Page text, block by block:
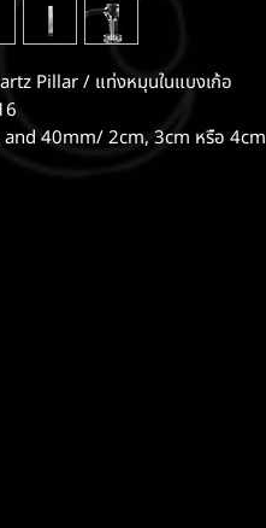
Pillar / แท่งหมุนในแบงเก้อ
40mm/ 2cm, 3cm หรือ 4cm